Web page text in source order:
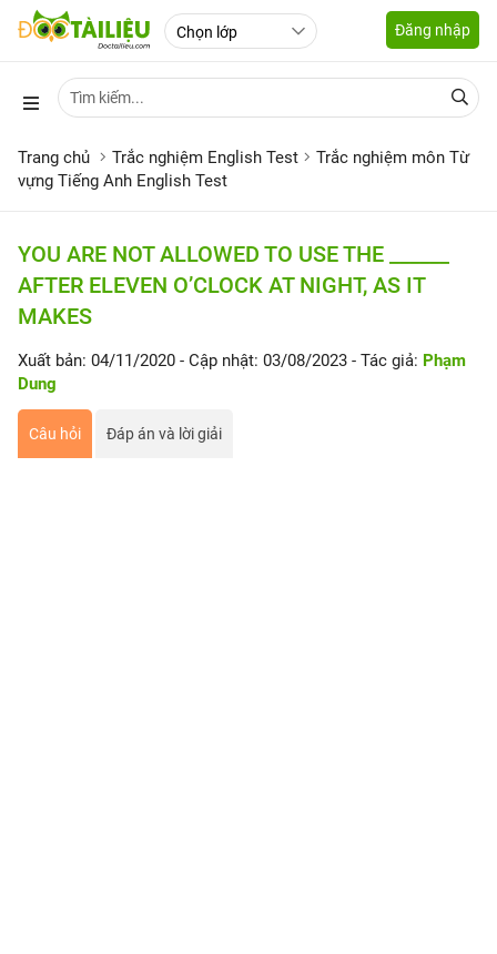
Đăng nhập
Trang chủ Trắc nghiệm English Test
Trắc nghiệm môn Từ
vựng Tiếng Anh English Test
YOU ARE NOT ALLOWED TO USE THE ______
AFTER ELEVEN O’CLOCK AT NIGHT, AS IT
MAKES
Xuất bản: 04/11/2020 - Cập nhật: 03/08/2023 - Tác giả: Phạm
Dung
Câu hỏi Đáp án và lời giải